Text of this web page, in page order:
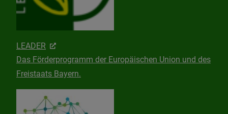
LEADER
Das Förderprogramm der Europäischen Union und des
Freistaats Bayern.